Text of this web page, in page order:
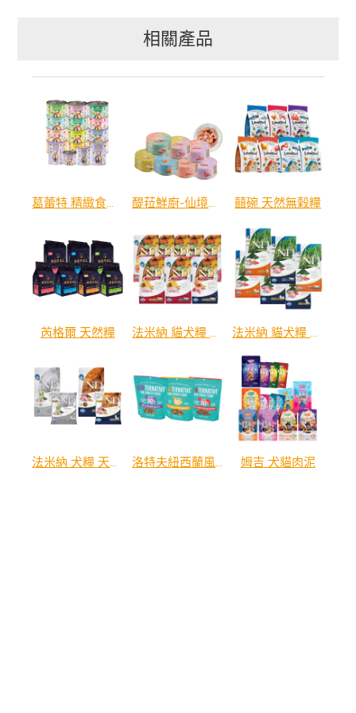
相關產品
葛蕾特 精緻食光 主食貓罐、貓餐包 醍菈鮮廚-仙境貓罐 囍碗 天然無榖糧
芮格爾 天然糧 法米納 貓犬糧 天然熱帶水果系列 法米納 貓犬糧 天然螺旋藻無穀
法米納 犬糧 天然亮毛無穀系列 洛特夫紐西蘭風乾主食犬糧 姆吉 犬貓肉泥